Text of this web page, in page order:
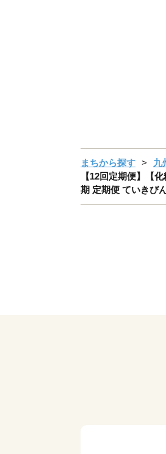
まちから探す 九
【12回定期便】【
期 定期便 ていきび